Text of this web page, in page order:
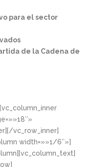
para el sector
de la Cadena de
vc_row_inner]
width=»»1/6″»]